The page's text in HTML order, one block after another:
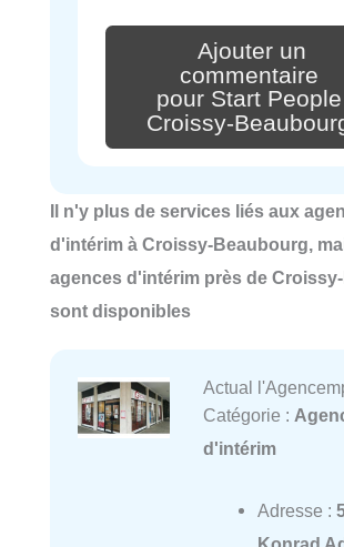
Ajouter un
commentaire
pour Start People
Croissy-
Il n'y plus de services liés aux
d'intérim à Croissy-Beaubourg,
agences d'intérim près de
sont disponibles
Actual
Catégorie :
d'intérim
Adresse :